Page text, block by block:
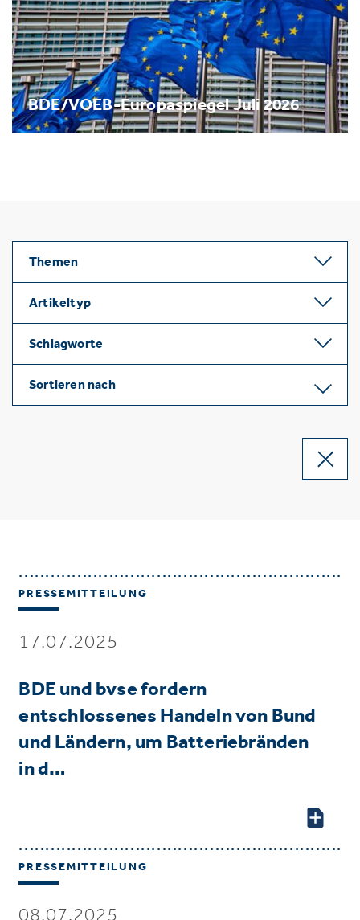
BDE/VOEB-Europaspiegel Juli 2026
Themen
Artikeltyp
Schlagworte
Sortieren nach
PRESSEMITTEILUNG
17.07.2025
BDE und bvse fordern
entschlossenes Handeln von Bund
und Ländern, um Batteriebränden
in d…
PRESSEMITTEILUNG
08.07.2025